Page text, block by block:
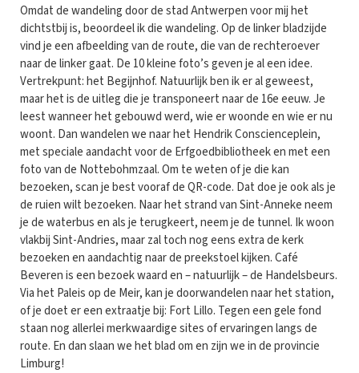
Omdat de wandeling door de stad Antwerpen voor mij het
dichtstbij is, beoordeel ik die wandeling. Op de linker bladzijde
vind je een afbeelding van de route, die van de rechteroever
naar de linker gaat. De 10 kleine foto’s geven je al een idee.
Vertrekpunt: het Begijnhof. Natuurlijk ben ik er al geweest,
maar het is de uitleg die je transponeert naar de 16e eeuw. Je
leest wanneer het gebouwd werd, wie er woonde en wie er nu
woont. Dan wandelen we naar het Hendrik Conscienceplein,
met speciale aandacht voor de Erfgoedbibliotheek en met een
foto van de Nottebohmzaal. Om te weten of je die kan
bezoeken, scan je best vooraf de QR-code. Dat doe je ook als je
de ruien wilt bezoeken. Naar het strand van Sint-Anneke neem
je de waterbus en als je terugkeert, neem je de tunnel. Ik woon
vlakbij Sint-Andries, maar zal toch nog eens extra de kerk
bezoeken en aandachtig naar de preekstoel kijken. Café
Beveren is een bezoek waard en – natuurlijk – de Handelsbeurs.
Via het Paleis op de Meir, kan je doorwandelen naar het station,
of je doet er een extraatje bij: Fort Lillo. Tegen een gele fond
staan nog allerlei merkwaardige sites of ervaringen langs de
route. En dan slaan we het blad om en zijn we in de provincie
Limburg!